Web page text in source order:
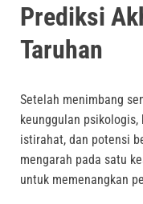
Prediksi
Taruhan
Setelah menimbang
keunggulan
istirahat, dan potensi
mengarah pada satu
untuk memenangkan